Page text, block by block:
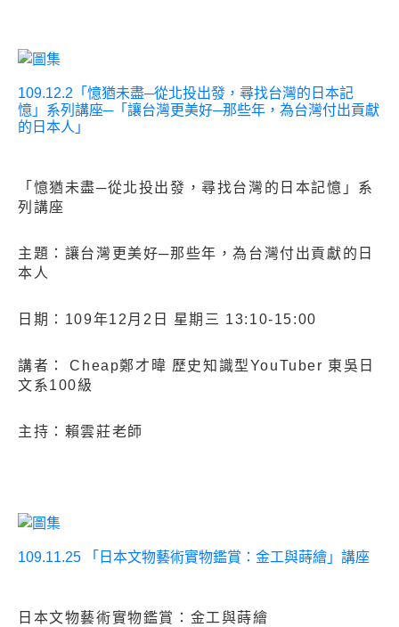
109.12.2「憶猶未盡─從北投出發，尋找台灣的日本記
憶」系列講座─「讓台灣更美好─那些年，為台灣付出貢獻
的日本人」
「憶猶未盡─從北投出發，尋找台灣的日本記憶」系
列講座
主題：讓台灣更美好─那些年，為台灣付出貢獻的日
本人
日期：109年12月2日 星期三 13:10-15:00
講者： Cheap鄭才暐 歷史知識型YouTuber 東吳日
文系100級
主持：賴雲莊老師
109.11.25 「日本文物藝術實物鑑賞：金工與蒔繪」講座
日本文物藝術實物鑑賞：金工與蒔繪